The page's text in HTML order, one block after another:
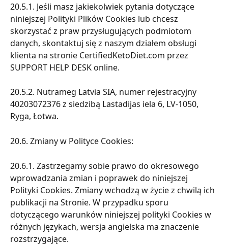
20.5.1. Jeśli masz jakiekolwiek pytania dotyczące
niniejszej Polityki Plików Cookies lub chcesz
skorzystać z praw przysługujących podmiotom
danych, skontaktuj się z naszym działem obsługi
klienta na stronie CertifiedKetoDiet.com przez
SUPPORT HELP DESK online.
20.5.2. Nutrameg Latvia SIA, numer rejestracyjny
40203072376 z siedzibą Lastadijas iela 6, LV-1050,
Ryga, Łotwa.
20.6. Zmiany w Polityce Cookies:
20.6.1. Zastrzegamy sobie prawo do okresowego
wprowadzania zmian i poprawek do niniejszej
Polityki Cookies. Zmiany wchodzą w życie z chwilą ich
publikacji na Stronie. W przypadku sporu
dotyczącego warunków niniejszej polityki Cookies w
różnych językach, wersja angielska ma znaczenie
rozstrzygające.